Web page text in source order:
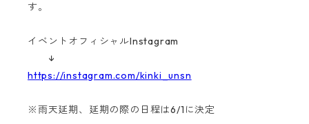
す。
イベントオフィシャルInstagram
↓
https://instagram.com/kinki_unsn
※雨天延期、延期の際の日程は6/1に決定